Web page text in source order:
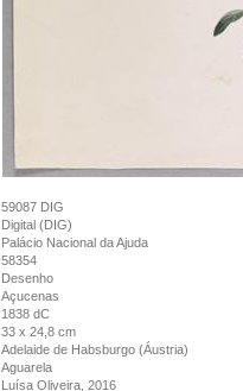
59087 DIG
Digital (DIG)
Palácio Nacional da Ajuda
58354
Desenho
Açucenas
1838 dC
33 x 24,8 cm
Adelaide de Habsburgo (Áustria)
Aguarela
Luísa Oliveira, 2016